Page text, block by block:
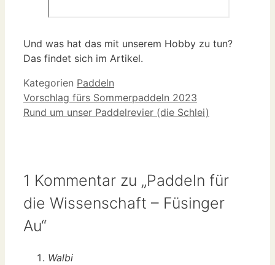
Und was hat das mit unserem Hobby zu tun?
Das findet sich im Artikel.
Kategorien Paddeln
Vorschlag fürs Sommerpaddeln 2023
Rund um unser Paddelrevier (die Schlei)
1 Kommentar zu „Paddeln für
die Wissenschaft – Füsinger
Au“
Walbi